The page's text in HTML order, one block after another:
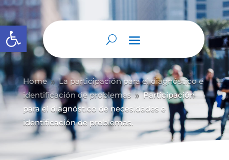
Abrir barra de herramientas
Home 9 La participación para el diagnóstico e
identificación de problemas 9 Participación
para el diagnóstico de necesidades e
identificación de problemas.